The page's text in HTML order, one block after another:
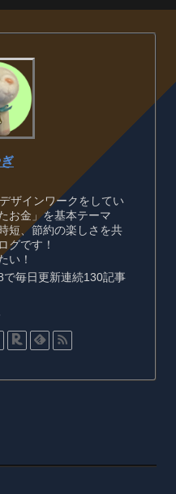
ザインワークをしてい
お金」を基本テーマ
短、節約の楽しさを共
グです！
い！
毎日更新連続130記事